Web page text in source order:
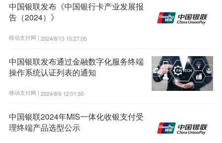
中国银联发布《中国银行卡产业发展报
告（2024）》
移动支付网 | 2024/8/13 15:27:05
中国银联发布通过金融数字化服务终端
操作系统认证列表的通知
移动支付网 | 2024/8/6 12:01:50
中国银联2024年MIS一体化收银支付受
理终端产品选型公示